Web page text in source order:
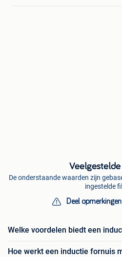
De onderstaande waarden zijn
ingestelde
Deel
Welke voordelen biedt een
Hoe werkt een inductie fornuis